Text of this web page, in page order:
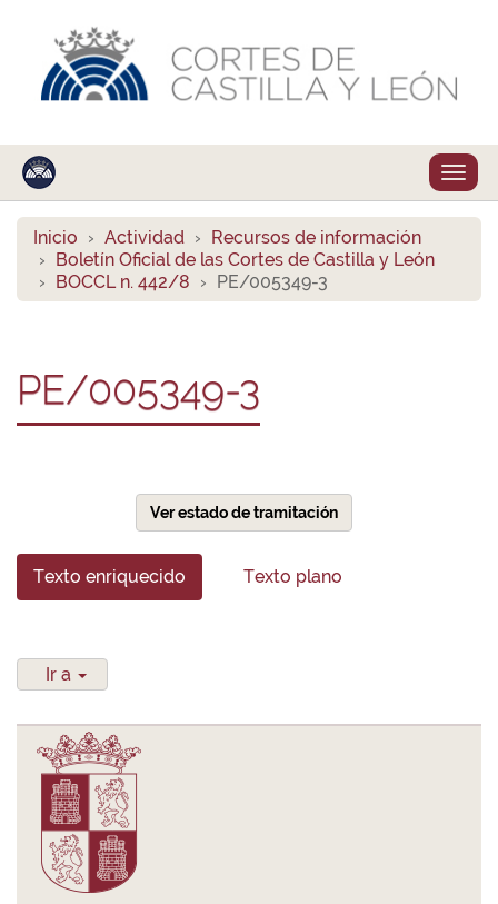
Inicio Actividad
Recursos de información
Boletín Oficial de las Cortes de Castilla y León
BOCCL n. 442/8
PE/005349-3
PE/005349-3
Ver estado de tramitación
Texto enriquecido Texto plano
Ir a